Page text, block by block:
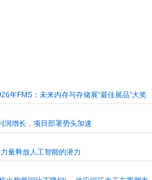
年FMS：未来内存与存储展“最佳展品”大奖
润增长，项目部署势头加速
量释放人工智能的潜力